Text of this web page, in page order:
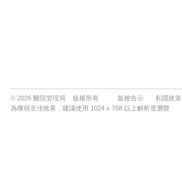
© 2026 醫院管理局 版權所有 版權告示 私隱政策
為獲得至佳效果，建議使用 1024 x 768 以上解析度瀏覽